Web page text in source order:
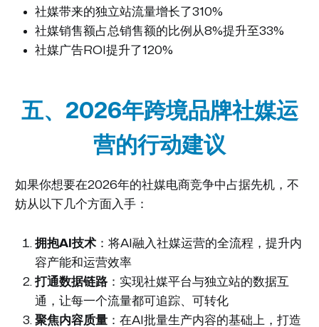
社媒带来的独立站流量增长了310%
社媒销售额占总销售额的比例从8%提升至33%
社媒广告ROI提升了120%
五、2026年跨境品牌社媒运
营的行动建议
如果你想要在2026年的社媒电商竞争中占据先机，不
妨从以下几个方面入手：
拥抱AI技术：将AI融入社媒运营的全流程，提升内
容产能和运营效率
打通数据链路：实现社媒平台与独立站的数据互
通，让每一个流量都可追踪、可转化
聚焦内容质量：在AI批量生产内容的基础上，打造